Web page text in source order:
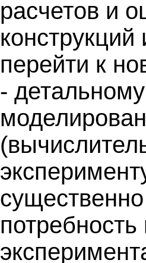
расчетов и
перейти к
-